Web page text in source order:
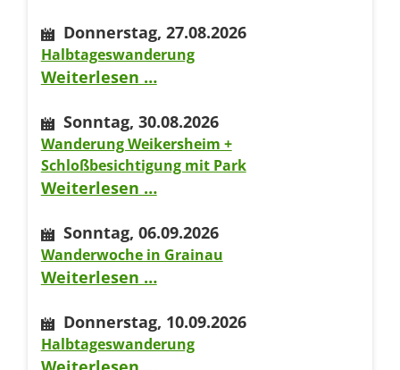
nördlichen
Landkreis
Kitzingen
Donnerstag, 27.08.2026
Halbtageswanderung
Weiterlesen …Halbtageswanderung
Sonntag, 30.08.2026
Wanderung Weikersheim +
Schloßbesichtigung mit Park
Weiterlesen …Wanderung
+
Schloßbesichtigung
mit
Sonntag, 06.09.2026
Wanderwoche in Grainau
Weiterlesen …Wanderwoche
Grainau
Donnerstag, 10.09.2026
Halbtageswanderung